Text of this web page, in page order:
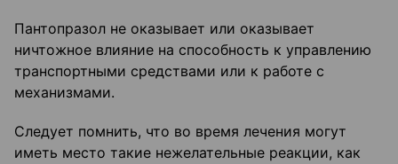
Пантопразол не оказывает или оказывает
ничтожное влияние на способность к управлению
транспортными средствами или к работе с
механизмами.
Следует помнить, что во время лечения могут
иметь место такие нежелательные реакции, как